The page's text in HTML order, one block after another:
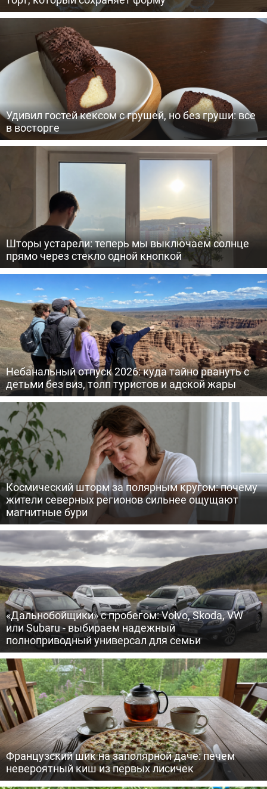
Удивил гостей кексом с грушей, но без груши: все
в восторге
Шторы устарели: теперь мы выключаем солнце
прямо через стекло одной кнопкой
Небанальный отпуск 2026: куда тайно рвануть с
детьми без виз, толп туристов и адской жары
Космический шторм за полярным кругом: почему
жители северных регионов сильнее ощущают
магнитные бури
«Дальнобойщики» с пробегом: Volvo, Skoda, VW
или Subaru - выбираем надежный
полноприводный универсал для семьи
Французский шик на заполярной даче: печем
невероятный киш из первых лисичек